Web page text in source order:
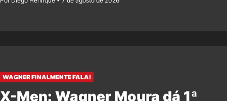
WAGNER FINALMENTE FALA!
X-Men: Wagner Moura dá 1ª